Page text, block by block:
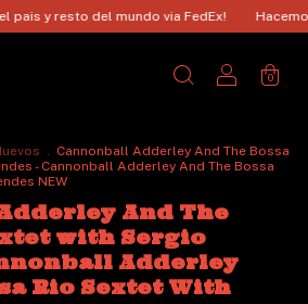
mundo via FedEx! Hacemos envios a
0
. Cannonball Adderley And The Bossa
- Cannonball Adderley And The Bossa
NEW
And The
with Sergio
Adderley
Rio Sextet With